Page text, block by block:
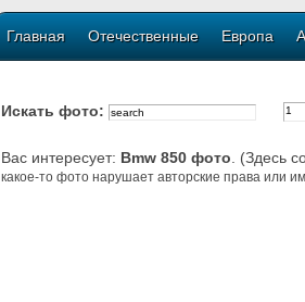
Главная Отечественные Европа
Искать фото:
Вас интересует: Bmw 850 фото . (Здесь
какое-то фото нарушает авторские права или